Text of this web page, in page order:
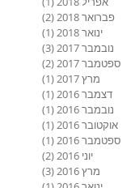
פברואר 2018
(2)
ינואר 2018
(1)
נובמבר 2017
(3)
ספטמבר 2017
(2)
מרץ 2017
(1)
דצמבר 2016
(1)
נובמבר 2016
(1)
אוקטובר 2016
(1)
ספטמבר 2016
(1)
יוני 2016
(2)
מרץ 2016
(3)